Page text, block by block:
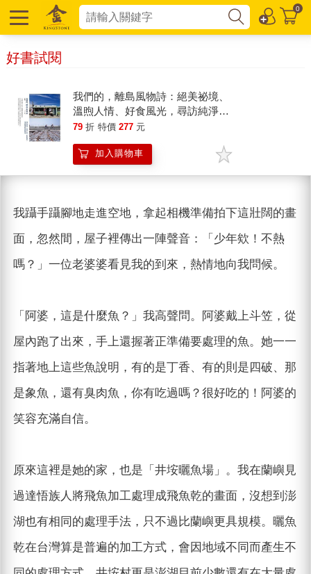
0
好書試閱
我們的，離島風物詩：絕美祕境、
溫煦人情、好食風光，尋訪純淨的
島嶼映像
79 折 特價 277 元
加入購物車
我躡手躡腳地走進空地，拿起相機準備拍下這壯闊的畫
面，忽然間，屋子裡傳出一陣聲音：「少年欸！不熱
嗎？」一位老婆婆看見我的到來，熱情地向我問候。
「阿婆，這是什麼魚？」我高聲問。阿婆戴上斗笠，從
屋內跑了出來，手上還握著正準備要處理的魚。她一一
指著地上這些魚說明，有的是丁香、有的則是四破、那
是象魚，還有臭肉魚，你有吃過嗎？很好吃的！阿婆的
笑容充滿自信。
原來這裡是她的家，也是「井垵曬魚場」。我在蘭嶼見
過達悟族人將飛魚加工處理成飛魚乾的畫面，沒想到澎
湖也有相同的處理手法，只不過比蘭嶼更具規模。曬魚
乾在台灣算是普遍的加工方式，會因地域不同而產生不